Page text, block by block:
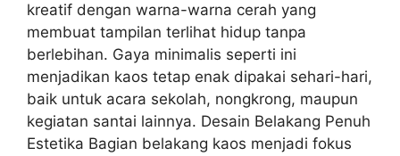
kreatif dengan warna-warna cerah yang
membuat tampilan terlihat hidup tanpa
berlebihan. Gaya minimalis seperti ini
menjadikan kaos tetap enak dipakai sehari-hari,
baik untuk acara sekolah, nongkrong, maupun
kegiatan santai lainnya. Desain Belakang Penuh
Estetika Bagian belakang kaos menjadi fokus